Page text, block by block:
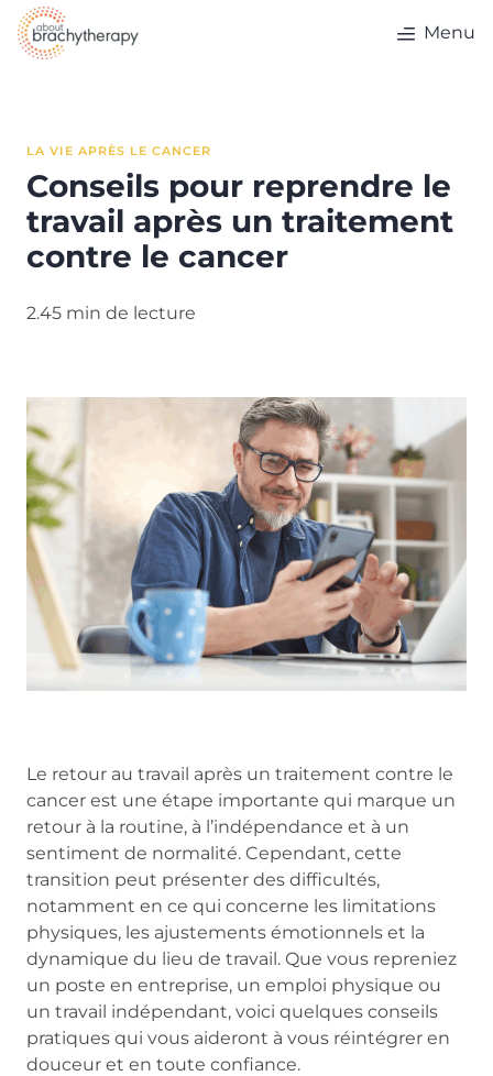
Skip to content
Menu
LA VIE APRÈS LE CANCER
Conseils pour reprendre le
travail après un traitement
contre le cancer
2.45 min de lecture
Le retour au travail après un traitement contre le
cancer est une étape importante qui marque un
retour à la routine, à l’indépendance et à un
sentiment de normalité. Cependant, cette
transition peut présenter des difficultés,
notamment en ce qui concerne les limitations
physiques, les ajustements émotionnels et la
dynamique du lieu de travail. Que vous repreniez
un poste en entreprise, un emploi physique ou
un travail indépendant, voici quelques conseils
pratiques qui vous aideront à vous réintégrer en
douceur et en toute confiance.